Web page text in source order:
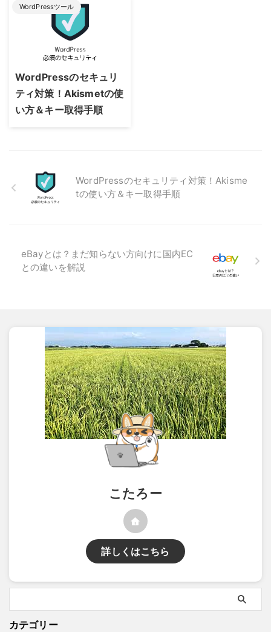
WordPressツール
2021/12/27
WordPressのセキュリ
ティ対策！Akismetの使
い方＆キー取得手順
WordPressのセキュリティ対策！Akisme
tの使い方＆キー取得手順
eBayとは？まだ知らない方向けに国内EC
との違いを解説
こたろー
詳しくはこちら
カテゴリー